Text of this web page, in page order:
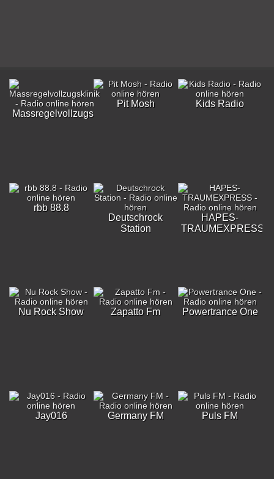
Massregelvollzugsklinik
Pit Mosh Kids Radio
rbb 88.8
Deutschrock
Station
HAPES-
TRAUMEXPRESS
Nu Rock Show Zapatto Fm Powertrance One
Jay016 Germany FM Puls FM